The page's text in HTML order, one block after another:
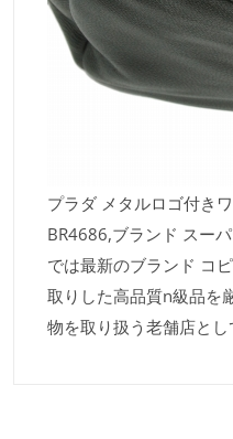
プラダ メタルロゴ付き
BR4686,ブランド スー
では最新のブランド コ
取りした高品質n級品を
物を取り扱う老舗店とし